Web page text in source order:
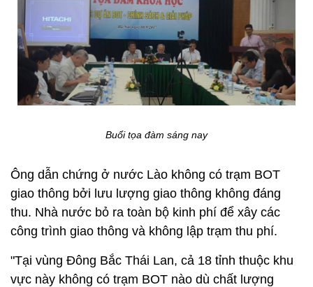
Buổi tọa đàm sáng nay
Ông dẫn chứng ở nước Lào không có trạm BOT
giao thông bởi lưu lượng giao thông không đáng
thu. Nhà nước bỏ ra toàn bộ kinh phí để xây các
công trình giao thông và không lập trạm thu phí.
"Tại vùng Đông Bắc Thái Lan, cả 18 tỉnh thuộc khu
vực này không có trạm BOT nào dù chất lượng